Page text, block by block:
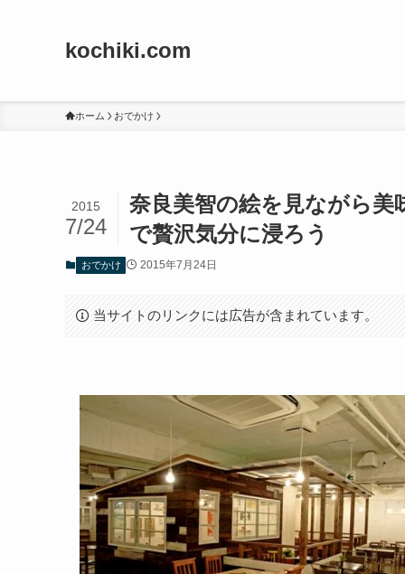
kochiki.com
ホーム おでかけ
奈良美智の絵を見ながら
で贅沢気分に浸ろう
2015
7/24
おでかけ 2015年7月24日
当サイトのリンクには広告が含まれています。